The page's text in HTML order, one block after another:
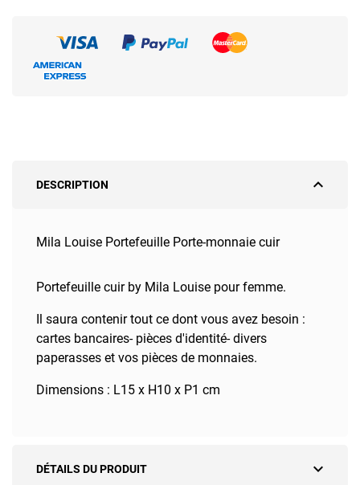
expand_less
DESCRIPTION
Mila Louise Portefeuille Porte-monnaie cuir
Portefeuille cuir by Mila Louise pour femme.
Il saura contenir tout ce dont vous avez besoin :
cartes bancaires- pièces d'identité- divers
paperasses et vos pièces de monnaies.
Dimensions : L15 x H10 x P1 cm
expand_more
DÉTAILS DU PRODUIT